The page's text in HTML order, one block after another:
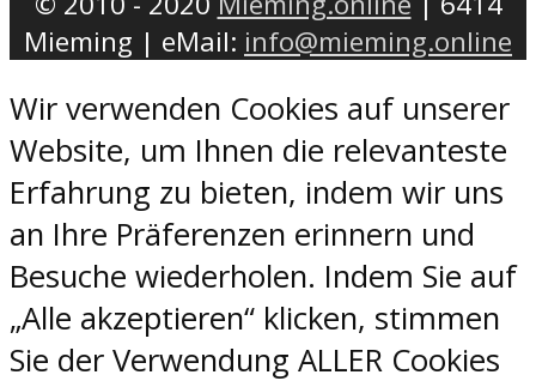
Mieming | eMail: info@mieming.online
Wir verwenden Cookies auf unserer
Website, um Ihnen die relevanteste
Erfahrung zu bieten, indem wir uns
an Ihre Präferenzen erinnern und
Besuche wiederholen. Indem Sie auf
„Alle akzeptieren“ klicken, stimmen
Sie der Verwendung ALLER Cookies